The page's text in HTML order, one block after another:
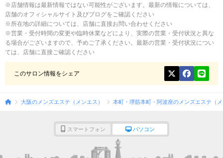
※店舗情報は最新情報ではない可能性がございます。最新の情報については、
店舗のオフィシャルサイト及びブログをご確認ください
※所在地の詳細については、店舗に直接お問い合わせください
※営業・受付時間の変更や臨時休業などにより、実際の営業・受付状況と異な
る場合がございますので、予めご了承ください。最新の営業・受付状況につい
ては、店舗に直接ご確認ください
このサロン情報をシェア
大阪のメンズエステ（メンエス） 本町・堺筋本町・阿波座のメンズエステ（
スマートフォン パソコン